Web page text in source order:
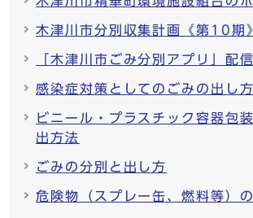
木津川市分別収集計画《第10期
「木津川市ごみ分別アプリ」配
感染症対策としてのごみの出し方
ビニール・プラスチック容器包
出方法
ごみの分別と出し方
危険物（スプレー缶、燃料等）